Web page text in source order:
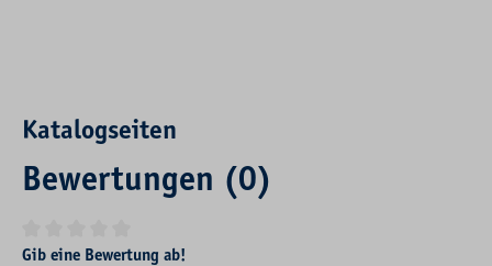
Katalogseiten
Bewertungen (0)
Durchschnittliche Bewertung von 0 von 5 Sternen
Gib eine Bewertung ab!